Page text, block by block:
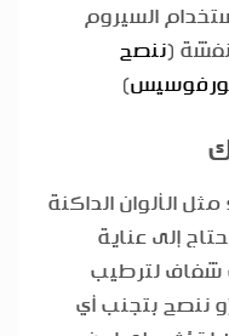
السيروم
(ننصح
)
الألوان الداكنة
إلى عناية
شفاف لترطيب
ننصح بتجنب أي